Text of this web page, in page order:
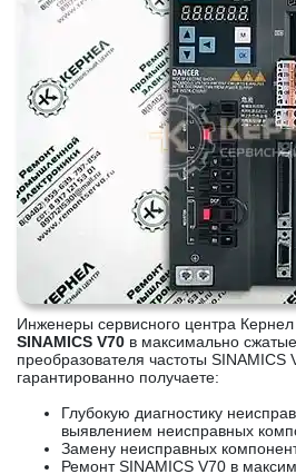
Инженеры сервисного центра
SINAMICS V70 в максимально
преобразователя частоты SINAMICS
гарантированно получаете:
Глубокую диагностику
выявлением неисправных
Замену неисправных
Ремонт SINAMICS V70 в